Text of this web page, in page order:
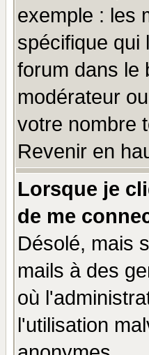
exemple : les
spécifique qui
forum dans le
modérateur
votre nombre
Revenir en
Lorsque je
de me
Désolé, mais
mails à des
où
l'utilisation